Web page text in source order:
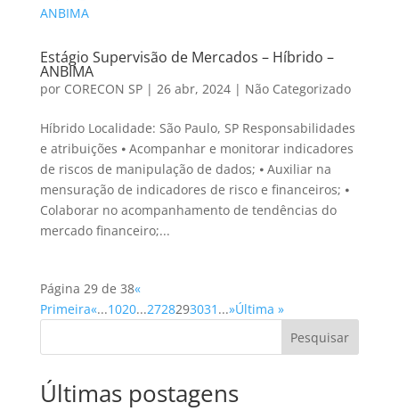
Estágio Supervisão de Mercados – Híbrido –
ANBIMA
por CORECON SP| 26 abr, 2024| Não Categorizado
Híbrido Localidade: São Paulo, SP Responsabilidades
e atribuições ⦁ Acompanhar e monitorar indicadores
de riscos de manipulação de dados; ⦁ Auxiliar na
mensuração de indicadores de risco e financeiros; ⦁
Colaborar no acompanhamento de tendências do
mercado financeiro;...
Página 29 de 38«
Primeira«...1020...2728293031 ...»Última »
Pesquisar
Últimas postagens